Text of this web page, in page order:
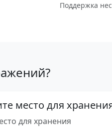
Поддержка
место для
для хранения